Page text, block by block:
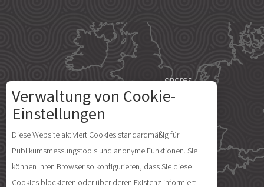
Beschreibung
Öffnungen
Londres
Île d'Yeu
Verwaltung von Cookie-
Einstellungen
Diese Website aktiviert Cookies standardmäßig für
Publikumsmessungstools und anonyme Funktionen. Sie
können Ihren Browser so konfigurieren, dass Sie diese
Cookies blockieren oder über deren Existenz informiert